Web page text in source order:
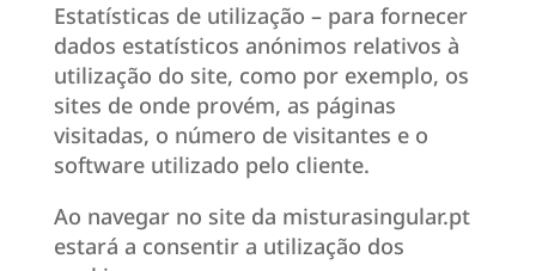
Estatísticas de utilização – para fornecer
dados estatísticos anónimos relativos à
utilização do site, como por exemplo, os
sites de onde provém, as páginas
visitadas, o número de visitantes e o
software utilizado pelo cliente.
Ao navegar no site da misturasingular.pt
estará a consentir a utilização dos